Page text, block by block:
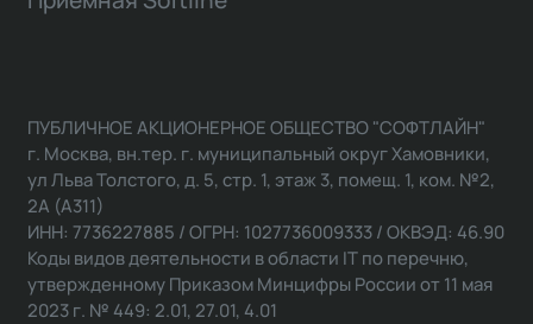
ПУБЛИЧНОЕ АКЦИОНЕРНОЕ ОБЩЕСТВО "СОФТЛАЙН"
г. Москва, вн.тер. г. муниципальный округ Хамовники,
ул Льва Толстого, д. 5, стр. 1, этаж 3, помещ. 1, ком. №2,
2А (А311)
ИНН: 7736227885 / ОГРН: 1027736009333 / ОКВЭД: 46.90
Коды видов деятельности в области IT по перечню,
утвержденному Приказом Минцифры России от 11 мая
2023 г. № 449: 2.01, 27.01, 4.01